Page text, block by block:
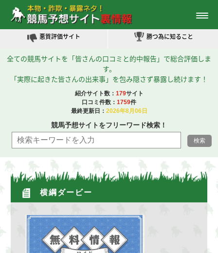
利用者的中レポート
悪質評価サイト 勝つ為に知ること
全ての競馬サイトを「皆さんの口コミと的中報告」で総合評価しま
す。
「実際に起きた皆さんの出来事」を包み隠さず暴露し続けます！
紹介サイト数： 179サイト
口コミ件数： 1759件
最終更新日： 2026年8月06日
競馬予想サイトをフリーワード検索！
横綱ダービー